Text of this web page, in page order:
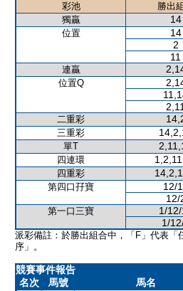
彩池 勝出
獨贏
14
位置 14
2
11
連贏
位置Q
2,11
二重彩
三重彩
單T
四連環
四重彩
第四口孖寶 12/
12/
第一口三寶 1/
1/
派彩備註：於勝出組合中，「F」代表「
序」。
競賽事件報告
名次
馬號 馬名